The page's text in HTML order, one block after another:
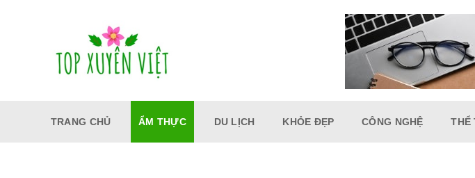
TRANG CHỦ ẨM THỰC DU LỊCH KHỎE ĐẸP CÔNG NGHỆ THỂ